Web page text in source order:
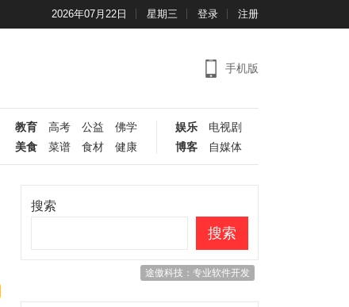
2026年07月22日 星期三 登录 注册
手机版
教育 高考 公益
佛学
美食
菜谱 食材 健康
娱乐
电视剧
博客
自媒体
搜索
搜索
途傲科技：专业软件开发